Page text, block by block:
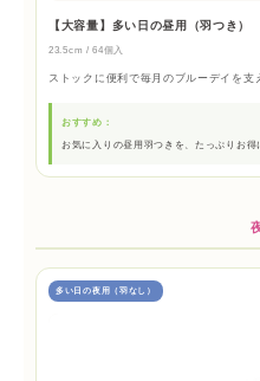
【大容量】多い日の昼用（羽つき）
23.5cm / 64個入
ストックに便利で毎月のブルーデイを支
おすすめ：
お気に入りの昼用羽つきを、たっぷりお得
多い日の夜用（羽なし）